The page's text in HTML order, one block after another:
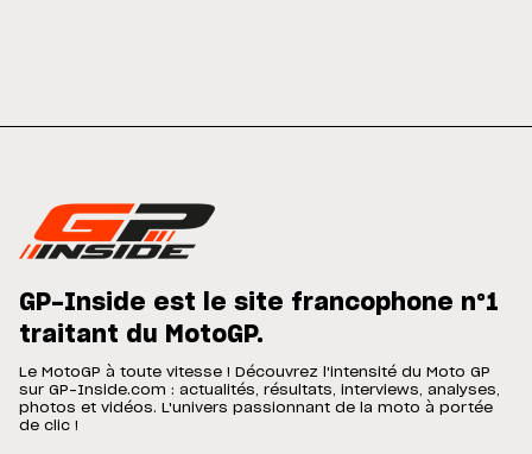
GP-Inside est le site francophone n°1
traitant du MotoGP.
Le MotoGP à toute vitesse ! Découvrez l'intensité du Moto GP
sur GP-Inside.com : actualités, résultats, interviews, analyses,
photos et vidéos. L'univers passionnant de la moto à portée
de clic !